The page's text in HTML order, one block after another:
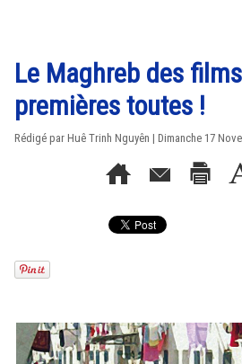
Le Maghreb des
premières toutes !
Rédigé par Huê Trinh Nguyên | Dimanche 17